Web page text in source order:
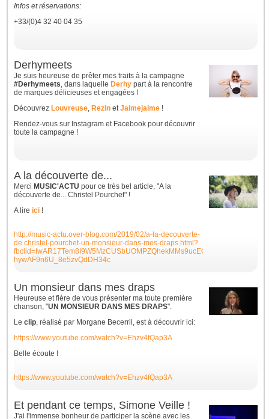
Infos et réservations:
+33/(0)4 32 40 04 35
Derhymeets
Je suis heureuse de prêter mes traits à la campagne
#Derhymeets, dans laquelle Derhy part à la rencontre
de marques délicieuses et engagées !
Découvrez Louvreuse, Rezin etJaimejaime !
Rendez-vous sur Instagram et Facebook pour découvrir
toute la campagne !
A la découverte de...
Merci MUSIC'ACTU pour ce très bel article, "A la
découverte de... Christel Pourchet" !
A lireici !
http://music-actu.over-blog.com/2019/02/a-la-decouverte-
de.christel-pourchet-un-monsieur-dans-mes-draps.html?
fbclid=IwAR17Tem8I9W5MzCUSbUOMPZQhekMMs9ucEGP-
hywAF9n6U_8e5zvQdDH34c
Un monsieur dans mes draps
Heureuse et fière de vous présenter ma toute première
chanson, "UN MONSIEUR DANS MES DRAPS".
Leclip, réalisé par Morgane Becerril, est à découvrir ici:
https://www.youtube.com/watch?v=Ehzv4fQap3A
Belle écoute !
https://www.youtube.com/watch?v=Ehzv4fQap3A
Et pendant ce temps, Simone Veille !
J'ai l'immense bonheur de participer la scène avec les